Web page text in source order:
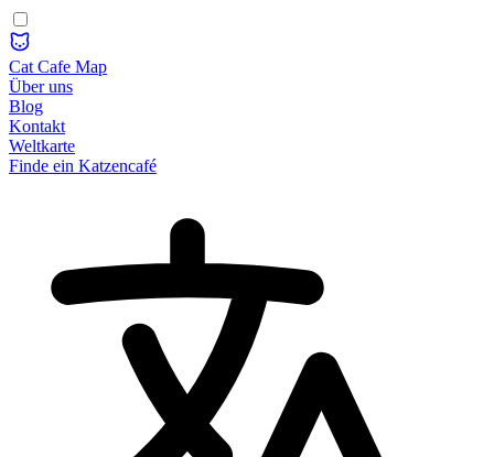
Cat Cafe Map
Über uns
Blog
Kontakt
Weltkarte
Finde ein Katzencafé